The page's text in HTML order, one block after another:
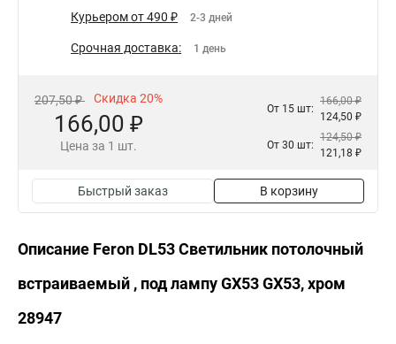
Курьером от 490 ₽ 2-3 дней
Срочная доставка: 1 день
207,50 ₽ Скидка 20%
166,00 ₽
Цена за 1 шт.
От 15 шт:
166,00 ₽
124,50 ₽
От 30 шт:
124,50 ₽
121,18 ₽
Быстрый заказ В корзину
Описание Feron DL53 Светильник потолочный
встраиваемый , под лампу GX53 GX53, хром
28947